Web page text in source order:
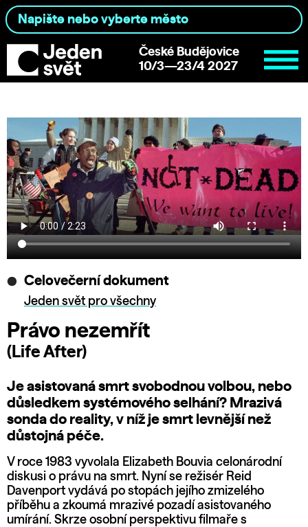
České Budějovice
10/3—23/4 2027
Celovečerní dokument
Jeden svět pro všechny
Právo nezemřít
(Life After)
Je asistovaná smrt svobodnou volbou, nebo
důsledkem systémového selhání? Mrazivá
sonda do reality, v níž je smrt levnější než
důstojná péče.
V roce 1983 vyvolala Elizabeth Bouvia celonárodní
diskusi o právu na smrt. Nyní se režisér Reid
Davenport vydává po stopách jejího zmizelého
příběhu a zkoumá mrazivé pozadí asistovaného
umírání. Skrze osobní perspektivu filmaře s